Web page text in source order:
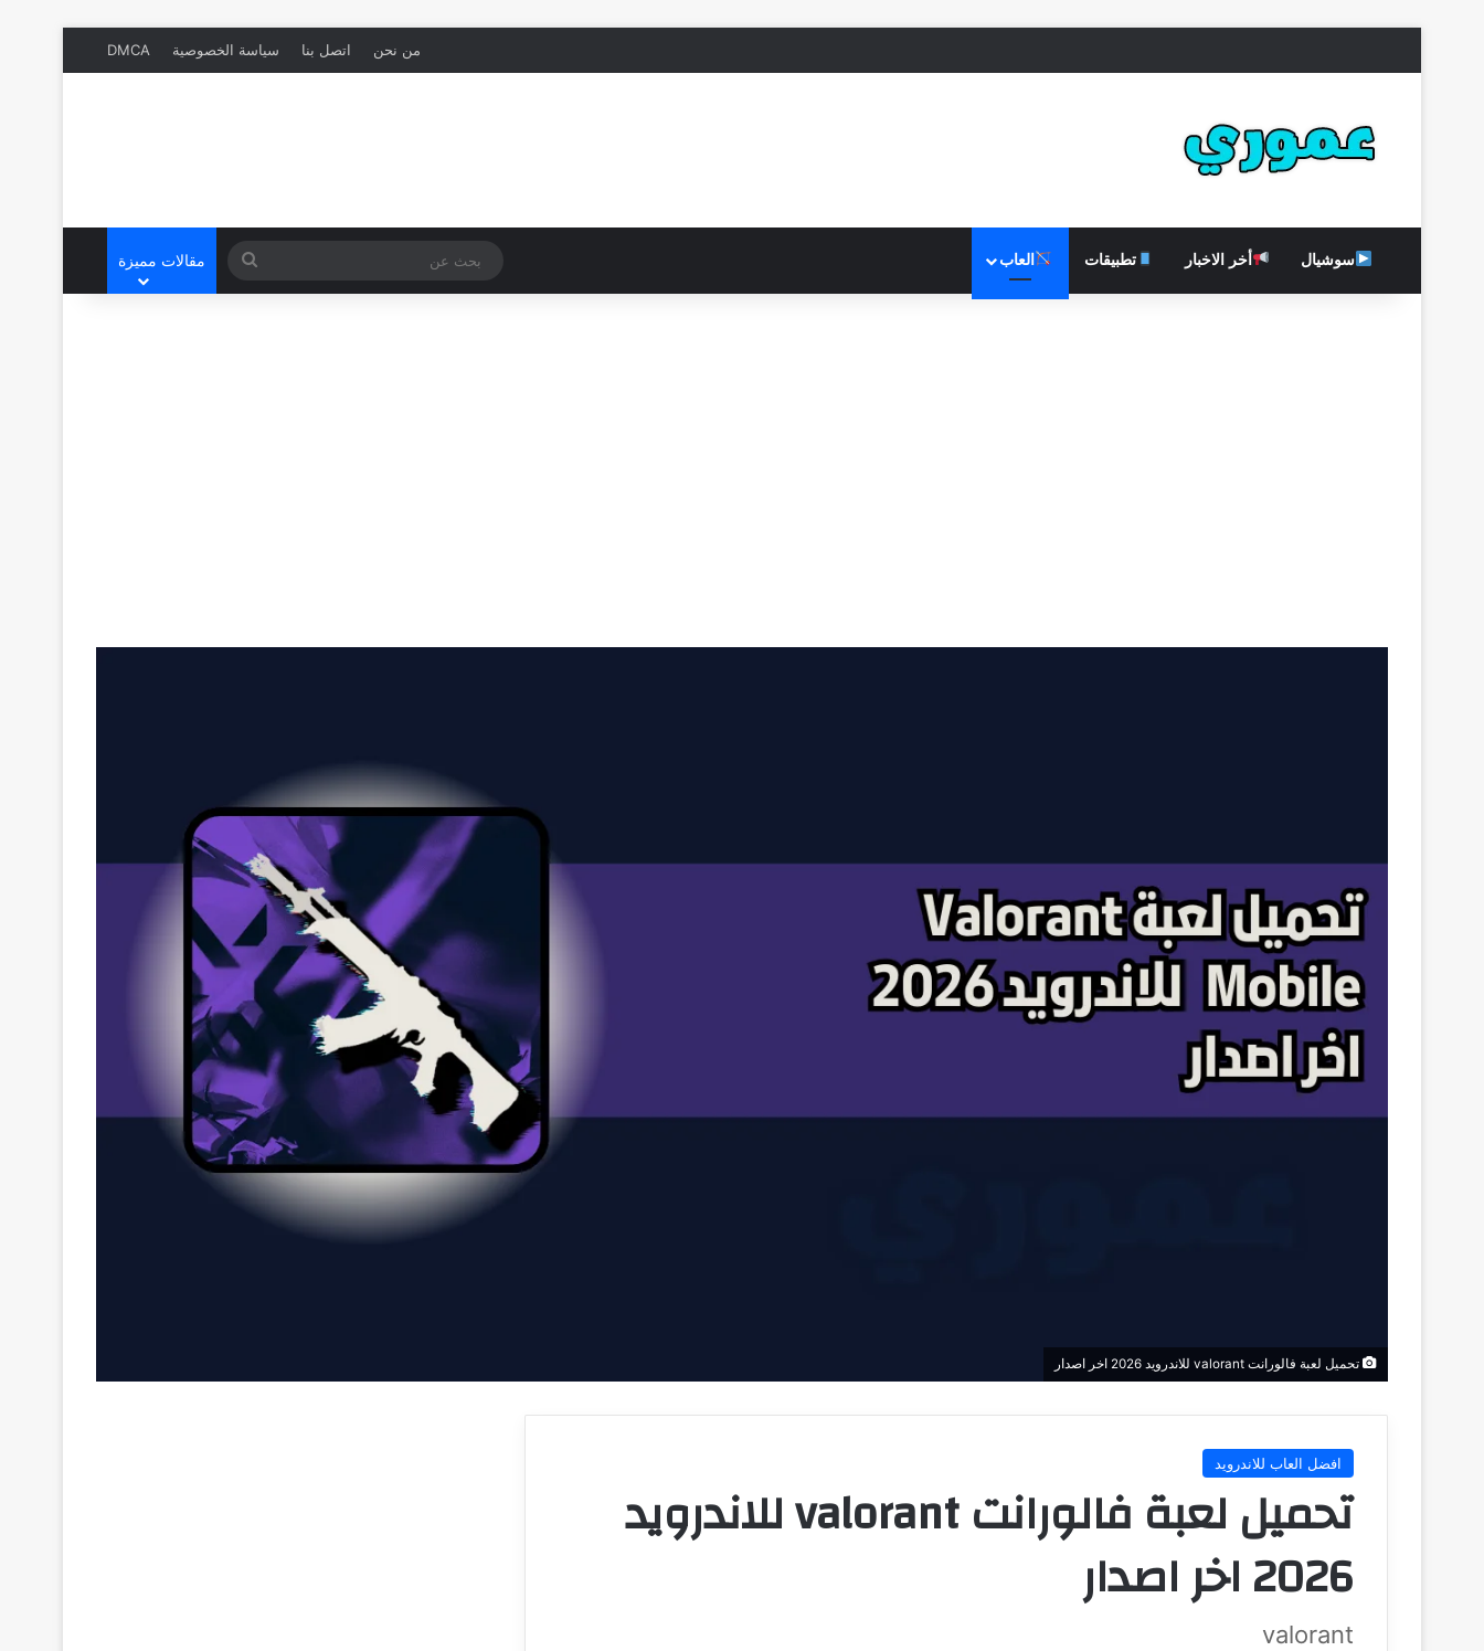
من نحن اتصل بنا سياسة الخصوصية DMCA
سوشيال أخر الاخبار تطبيقات العاب
بحث
عن
مقالات مميزة
تحميل لعبة فالورانت valorant للاندرويد 2026 اخر اصدار
افضل العاب للاندرويد
تحميل لعبة فالورانت valorant للاندرويد
2026 اخر اصدار
valorant